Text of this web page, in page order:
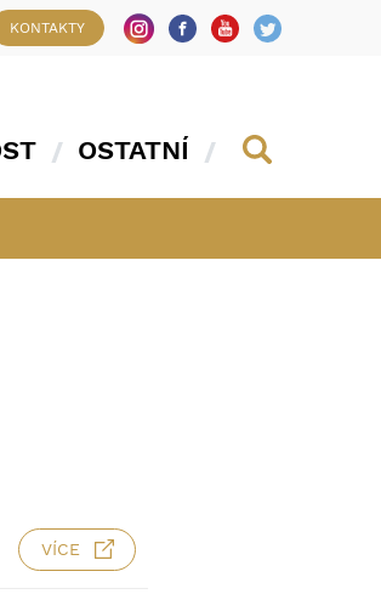
KONTAKTY
OSTATNÍ
VÍCE